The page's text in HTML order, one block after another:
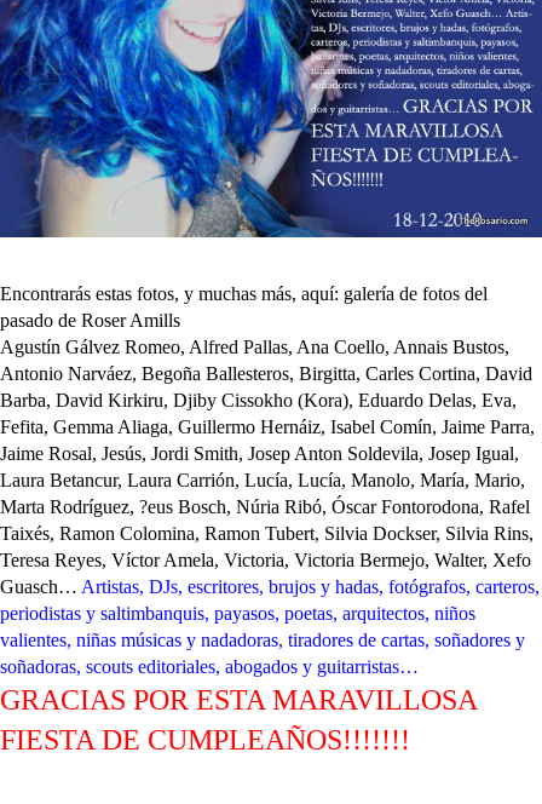
Encontrarás estas fotos, y muchas más, aquí: galería de fotos del
pasado de Roser Amills
Agustín Gálvez Romeo, Alfred Pallas, Ana Coello, Annais Bustos,
Antonio Narváez, Begoña Ballesteros, Birgitta, Carles Cortina, David
Barba, David Kirkiru, Djiby Cissokho (Kora), Eduardo Delas, Eva,
Fefita, Gemma Aliaga, Guillermo Hernáiz, Isabel Comín, Jaime Parra,
Jaime Rosal, Jesús, Jordi Smith, Josep Anton Soldevila, Josep Igual,
Laura Betancur, Laura Carrión, Lucía, Lucía, Manolo, María, Mario,
Marta Rodríguez, ?eus Bosch, Núria Ribó, Óscar Fontorodona, Rafel
Taixés, Ramon Colomina, Ramon Tubert, Silvia Dockser, Silvia Rins,
Teresa Reyes, Víctor Amela, Victoria, Victoria Bermejo, Walter, Xefo
Guasch… Artistas, DJs, escritores, brujos y hadas, fotógrafos, carteros,
periodistas y saltimbanquis, payasos, poetas, arquitectos, niños
valientes, niñas músicas y nadadoras, tiradores de cartas, soñadores y
soñadoras, scouts editoriales, abogados y guitarristas…
GRACIAS POR ESTA MARAVILLOSA
FIESTA DE CUMPLEAÑOS!!!!!!!